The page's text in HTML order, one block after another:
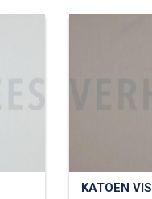
KATOEN